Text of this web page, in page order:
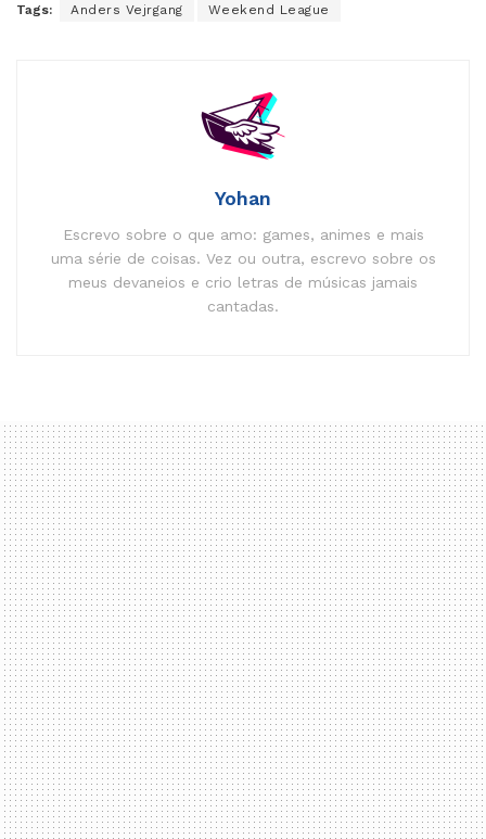
Tags: Anders Vejrgang Weekend League
Yohan
Escrevo sobre o que amo: games, animes e mais
uma série de coisas. Vez ou outra, escrevo sobre os
meus devaneios e crio letras de músicas jamais
cantadas.